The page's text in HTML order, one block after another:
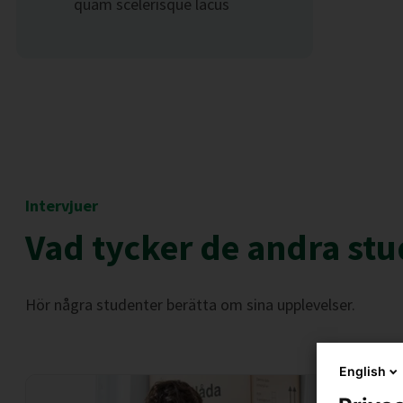
Intervjuer
Vad tycker de andra
Hör några studenter berätta om sina upplevelser.
English